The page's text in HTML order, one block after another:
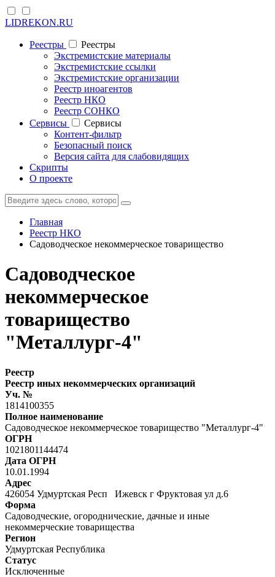
LIDREKON.RU
Реестры
Реестры
Экстремистские материалы
Экстремистские ссылки
Экстремистские организации
Реестр иноагентов
Реестр НКО
Реестр СОНКО
Cервисы
Cервисы
Контент-фильтр
Безопасный поиск
Версия сайта для слабовидящих
Скрипты
О проекте
Главная
Реестр НКО
Садоводческое некоммерческое товарищество
Садоводческое
некоммерческое
товарищество
"Металлург-4"
Реестр
Реестр иных некоммерческих организаций
Уч. №
1814100355
Полное наименование
Садоводческое некоммерческое товарищество "Металлург-4"
ОГРН
1021801144474
Дата ОГРН
10.01.1994
Адрес
426054 Удмуртская Респ Ижевск г Фруктовая ул д.6
Форма
Садоводческие, огороднические, дачные и иные
некоммерческие товарищества
Регион
Удмуртская Республика
Статус
Исключенные